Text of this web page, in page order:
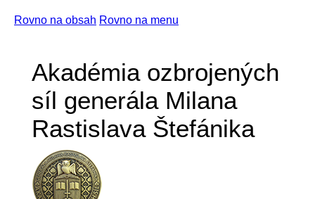
Rovno na obsah Rovno na menu
Akadémia ozbrojených
síl generála Milana
Rastislava Štefánika